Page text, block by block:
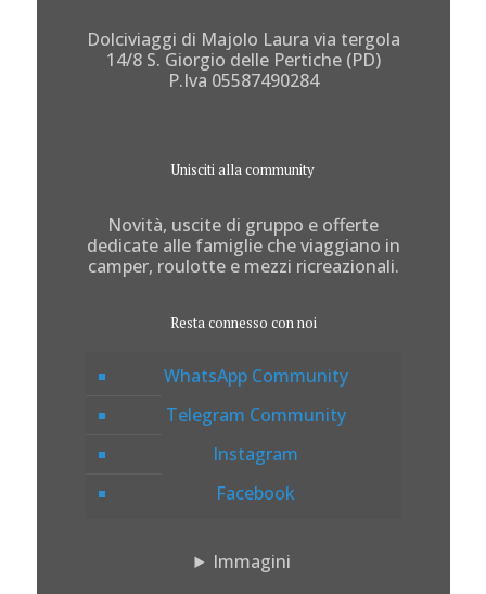
Dolciviaggi di Majolo Laura via tergola
14/8 S. Giorgio delle Pertiche (PD)
P.Iva 05587490284
Unisciti alla community
Novità, uscite di gruppo e offerte
dedicate alle famiglie che viaggiano in
camper, roulotte e mezzi ricreazionali.
Resta connesso con noi
WhatsApp Community
Telegram Community
Instagram
Facebook
Immagini